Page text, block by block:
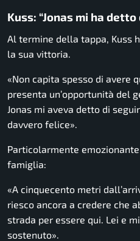
Kuss: “Jonas mi ha
Al termine della tappa, Kuss
la sua vittoria.
«Non capita spesso di avere
presenta un’opportunità del
Jonas mi aveva detto di
davvero felice».
Particolarmente
famiglia:
«A cinquecento metri
riesco ancora a credere che
strada per essere qui. Lei e
sostenuto».